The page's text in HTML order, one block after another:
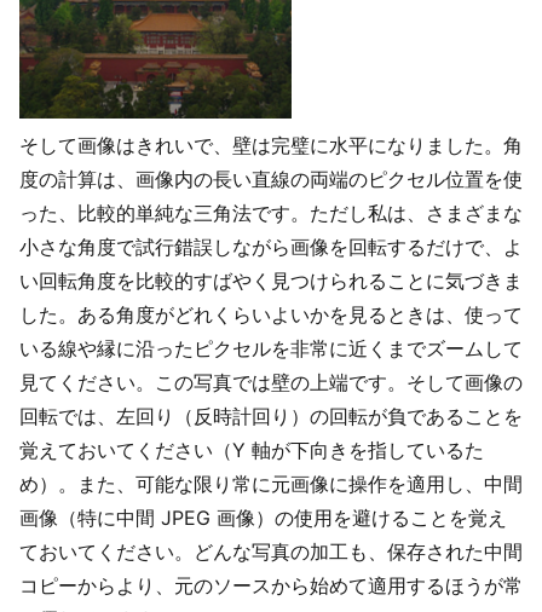
そして画像はきれいで、壁は完璧に水平になりました。角
度の計算は、画像内の長い直線の両端のピクセル位置を使
った、比較的単純な三角法です。ただし私は、さまざまな
小さな角度で試行錯誤しながら画像を回転するだけで、よ
い回転角度を比較的すばやく見つけられることに気づきま
した。ある角度がどれくらいよいかを見るときは、使って
いる線や縁に沿ったピクセルを非常に近くまでズームして
見てください。この写真では壁の上端です。そして画像の
回転では、左回り（反時計回り）の回転が負であることを
覚えておいてください（Y 軸が下向きを指しているた
め）。また、可能な限り常に元画像に操作を適用し、中間
画像（特に中間 JPEG 画像）の使用を避けることを覚え
ておいてください。どんな写真の加工も、保存された中間
コピーからより、元のソースから始めて適用するほうが常